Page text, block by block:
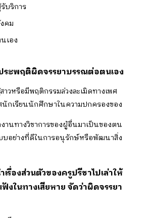
บริการ
คม
เอง
ระพฤติผิดจรรยาบรรณต่อตนเอง
วหรือมีพฤติกรรมล่วงละเมิดทางเพศ
นักเรียนนักศึกษาในความปกครองของ
านทางวิชาการของผู้อื่นมาเป็นของตน
บอย่างที่ดีในการอนุรักษ์หรือพัฒนาสิ่ง
รื่องส่วนตัวของครูปรีชาไปเล่าให้
ฟังในทางเสียหาย จัดว่าผิดจรรยา